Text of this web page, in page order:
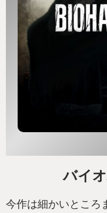
バイ
今作は細かいところ